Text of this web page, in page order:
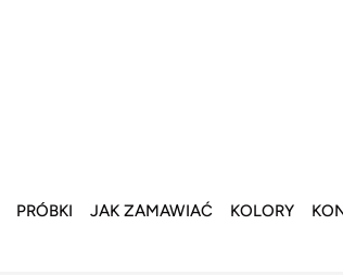
PRÓBKI JAK ZAMAWIAĆ KOLORY